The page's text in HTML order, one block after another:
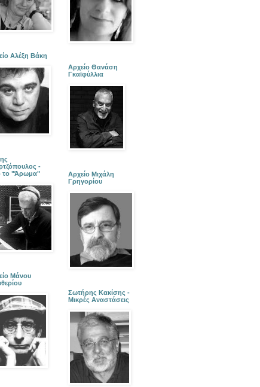
Αλέξη Βάκη
-
το "Άρωμα"
Μάνου
Αρχείο Θανάση
Γκαϊφύλλια
Αρχείο Μιχάλη
Γρηγορίου
Σωτήρης Κακίσης -
Μικρές Αναστάσεις